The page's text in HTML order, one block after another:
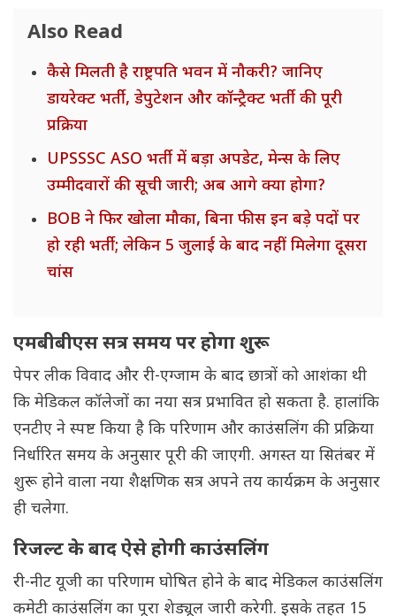
Also Read
कैसे मिलती है राष्ट्रपति भवन में नौकरी? जानिए
डायरेक्ट भर्ती, डेपुटेशन और कॉन्ट्रैक्ट भर्ती की पूरी
प्रक्रिया
UPSSSC ASO भर्ती में बड़ा अपडेट, मेन्स के लिए
उम्मीदवारों की सूची जारी; अब आगे क्या होगा?
BOB ने फिर खोला मौका, बिना फीस इन बड़े पदों पर
हो रही भर्ती; लेकिन 5 जुलाई के बाद नहीं मिलेगा दूसरा
चांस
एमबीबीएस सत्र समय पर होगा शुरू
पेपर लीक विवाद और री-एग्जाम के बाद छात्रों को आशंका थी
कि मेडिकल कॉलेजों का नया सत्र प्रभावित हो सकता है. हालांकि
एनटीए ने स्पष्ट किया है कि परिणाम और काउंसलिंग की प्रक्रिया
निर्धारित समय के अनुसार पूरी की जाएगी. अगस्त या सितंबर में
शुरू होने वाला नया शैक्षणिक सत्र अपने तय कार्यक्रम के अनुसार
ही चलेगा.
रिजल्ट के बाद ऐसे होगी काउंसलिंग
री-नीट यूजी का परिणाम घोषित होने के बाद मेडिकल काउंसलिंग
कमेटी काउंसलिंग का पूरा शेड्यूल जारी करेगी. इसके तहत 15